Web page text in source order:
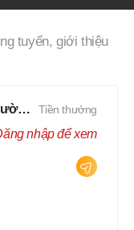
tuyển, giới thiệu
Teamleader Tuyển dụng IT thị trường Nhật
Tiền thưởng
nhập để xem